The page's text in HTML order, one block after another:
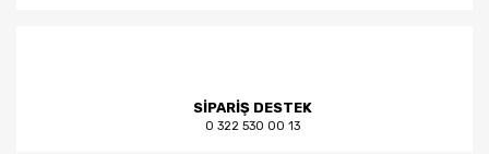
SİPARİŞ DESTEK
0 322 530 00 13